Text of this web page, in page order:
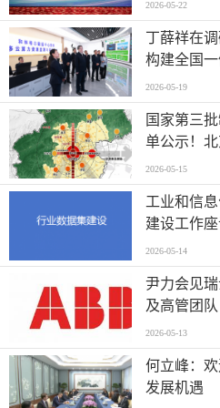
2026-05-22
丁薛祥在
构建全国
质量发展
2026-05-19
国家第三
单公示！
2026-05-15
工业和信
建设工作
2026-05-14
尹力会见
及高管团队
2026-05-13
何立峰：
发展机遇